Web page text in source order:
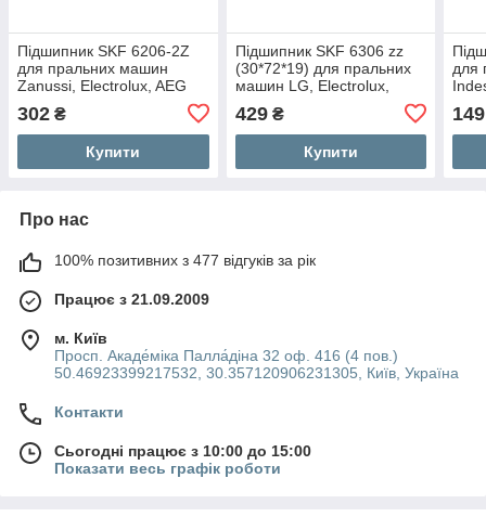
Підшипник SKF 6206-2Z
для пральних машин
Zanussi, Electrolux, AEG
302 ₴
Купити
Підшипник SKF 6306 zz
(30*72*19) для пральних
машин LG, Electrolux,
429₴
Купити
для
149
Про нас
100% позитивних з 477 відгуків за рік
Працює з 21.09.2009
м. Київ
Просп. Акаде́міка Палла́діна 32 оф. 416 (4 пов.)
50.46923399217532, 30.357120906231305, Київ, Україна
Контакти
Сьогодні працює з 10:00 до 15:00
Показати весь графік роботи